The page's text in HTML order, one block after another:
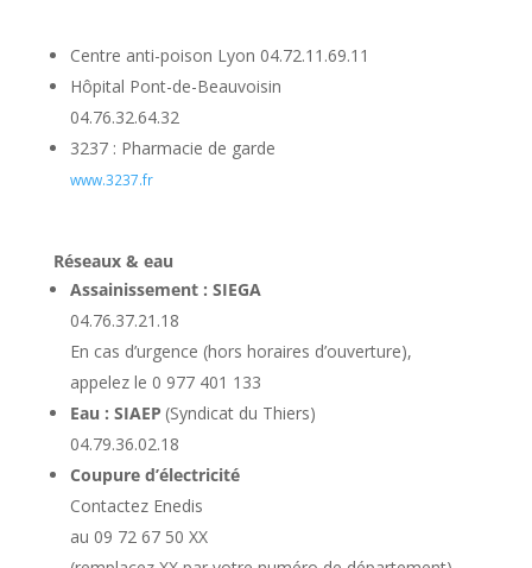
Centre anti-poison Lyon 04.72.11.69.11
Hôpital Pont-de-Beauvoisin
04.76.32.64.32
3237 : Pharmacie de garde
www.3237.fr
Réseaux & eau
Assainissement : SIEGA
04.76.37.21.18
En cas d’urgence (hors horaires d’ouverture),
appelez le 0 977 401 133
Eau : SIAEP (Syndicat du Thiers)
04.79.36.02.18
Coupure d’électricité
Contactez Enedis
au 09 72 67 50 XX